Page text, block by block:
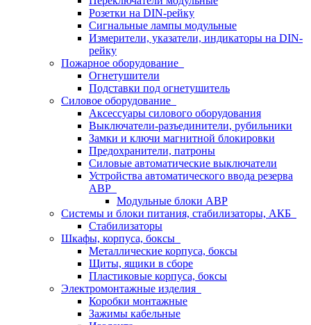
Розетки на DIN-рейку
Сигнальные лампы модульные
Измерители, указатели, индикаторы на DIN-
рейку
Пожарное оборудование
Огнетушители
Подставки под огнетушитель
Силовое оборудование
Аксессуары силового оборудования
Выключатели-разъединители, рубильники
Замки и ключи магнитной блокировки
Предохранители, патроны
Силовые автоматические выключатели
Устройства автоматического ввода резерва
АВР
Модульные блоки АВР
Системы и блоки питания, стабилизаторы, АКБ
Стабилизаторы
Шкафы, корпуса, боксы
Металлические корпуса, боксы
Щиты, ящики в сборе
Пластиковые корпуса, боксы
Электромонтажные изделия
Коробки монтажные
Зажимы кабельные